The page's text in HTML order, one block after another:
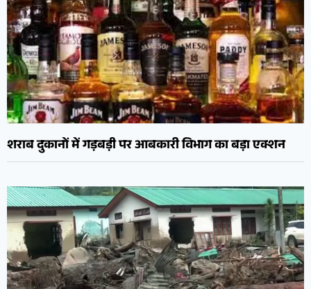
शराब दुकानों में गड़बड़ी पर आबकारी विभाग का बड़ा एक्शन